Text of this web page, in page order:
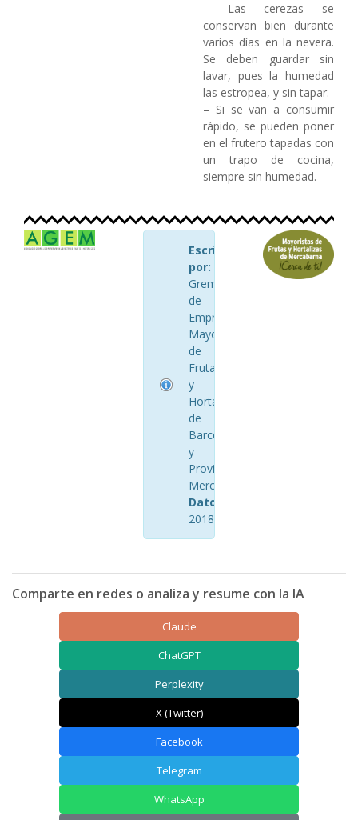
– Las cerezas se
conservan bien durante
varios días en la nevera.
Se deben guardar sin
lavar, pues la humedad
las estropea, y sin tapar.
– Si se van a consumir
rápido, se pueden poner
en el frutero tapadas con
un trapo de cocina,
siempre sin humedad.
Escrito
por:
Gremio
de
Empresarios
Mayoristas
de
Frutas
y
Hortalizas
de
Barcelona
y
Provincia
Mercabarna
Datos:
2018
Comparte en redes o analiza y resume con la IA
Claude
ChatGPT
Perplexity
X (Twitter)
Facebook
Telegram
WhatsApp